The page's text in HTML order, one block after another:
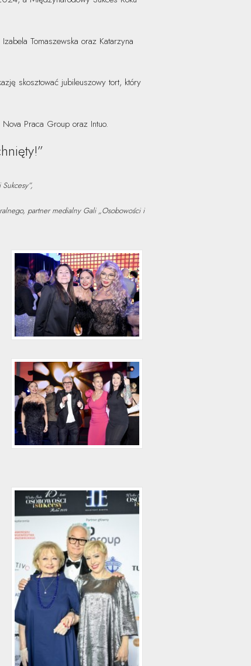
Tomaszewska oraz Katarzyna
skosztować jubileuszowy tort, który
Praca Group oraz Intuo.
partner medialny Gali „Osobowości i